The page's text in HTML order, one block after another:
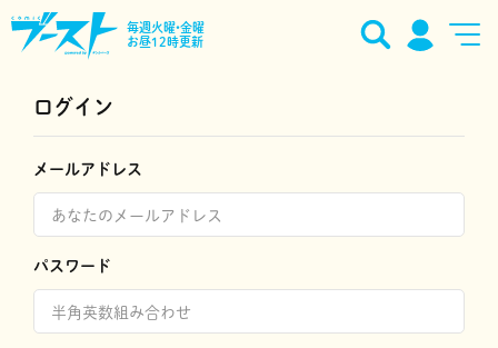
毎週火曜•金曜
お昼12時更新
ログイン
メールアドレス
パスワード